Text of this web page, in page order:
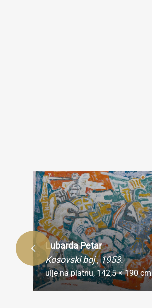
Lubarda Petar
Kosovski boj, 1953.
ulje na platnu,142,5 × 190 cm